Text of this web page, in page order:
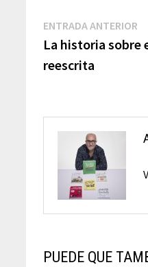
Navegación
de
ENTRADA ANTERIOR
La historia sobre
reescrita
PUEDE QUE